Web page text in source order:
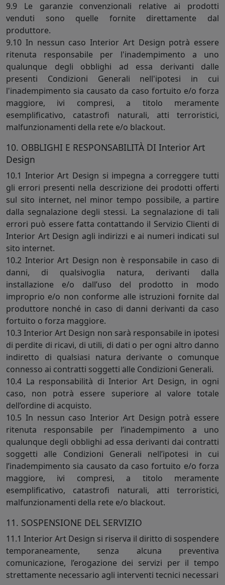
9.9 Le garanzie convenzionali relative ai prodotti
venduti sono quelle fornite direttamente dal
produttore.
9.10 In nessun caso Interior Art Design potrà essere
ritenuta responsabile per l'inadempimento a uno
qualunque degli obblighi ad essa derivanti dalle
presenti Condizioni Generali nell'ipotesi in cui
l'inadempimento sia causato da caso fortuito e/o forza
maggiore, ivi compresi, a titolo meramente
esemplificativo, catastrofi naturali, atti terroristici,
malfunzionamenti della rete e/o blackout.
10. OBBLIGHI E RESPONSABILITÀ DI Interior Art
Design
10.1 Interior Art Design si impegna a correggere tutti
gli errori presenti nella descrizione dei prodotti offerti
sul sito internet, nel minor tempo possibile, a partire
dalla segnalazione degli stessi. La segnalazione di tali
errori può essere fatta contattando il Servizio Clienti di
Interior Art Design agli indirizzi e ai numeri indicati sul
sito internet.
10.2 Interior Art Design non è responsabile in caso di
danni, di qualsivoglia natura, derivanti dalla
installazione e/o dall’uso del prodotto in modo
improprio e/o non conforme alle istruzioni fornite dal
produttore nonché in caso di danni derivanti da caso
fortuito o forza maggiore.
10.3 Interior Art Design non sarà responsabile in ipotesi
di perdite di ricavi, di utili, di dati o per ogni altro danno
indiretto di qualsiasi natura derivante o comunque
connesso ai contratti soggetti alle Condizioni Generali.
10.4 La responsabilità di Interior Art Design, in ogni
caso, non potrà essere superiore al valore totale
dell’ordine di acquisto.
10.5 In nessun caso Interior Art Design potrà essere
ritenuta responsabile per l’inadempimento a uno
qualunque degli obblighi ad essa derivanti dai contratti
soggetti alle Condizioni Generali nell’ipotesi in cui
l’inadempimento sia causato da caso fortuito e/o forza
maggiore, ivi compresi, a titolo meramente
esemplificativo, catastrofi naturali, atti terroristici,
malfunzionamenti della rete e/o blackout.
11. SOSPENSIONE DEL SERVIZIO
11.1 Interior Art Design si riserva il diritto di sospendere
temporaneamente, senza alcuna preventiva
comunicazione, l’erogazione dei servizi per il tempo
strettamente necessario agli interventi tecnici necessari